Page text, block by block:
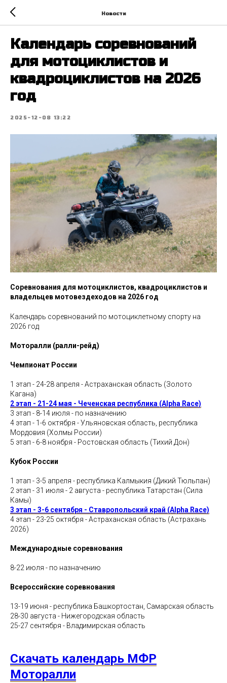
Новости
Календарь соревнований
для мотоциклистов и
квадроциклистов на 2026
год
2025-12-08 13:22
Соревнования для мотоциклистов, квадроциклистов и
владельцев мотовездеходов на 2026 год
Календарь соревнований по мотоциклетному спорту на
2026 год
Моторалли (ралли-рейд)
Чемпионат России
1 этап - 24-28 апреля - Астраханская область (Золото
Кагана)
2 этап - 21-24 мая - Чеченская республика (Alpha Race)
3 этап - 8-14 июля - по назначению
4 этап - 1-6 октября - Ульяновская область, республика
Мордовия (Холмы России)
5 этап - 6-8 ноября - Ростовская область (Тихий Дон)
Кубок России
1 этап - 3-5 апреля - республика Калмыкия (Дикий Тюльпан)
2 этап - 31 июля - 2 августа - республика Татарстан (Сила
Камы)
3 этап - 3-6 сентября - Ставропольский край (Alpha Race)
4 этап - 23-25 октября - Астраханская область (Астрахань
2026)
Международные соревнования
8-22 июля - по назначению
Всероссийские соревнования
13-19 июня - республика Башкортостан, Самарская область
28-30 августа - Нижегородская область
25-27 сентября - Владимирская область
Скачать календарь МФР
Моторалли